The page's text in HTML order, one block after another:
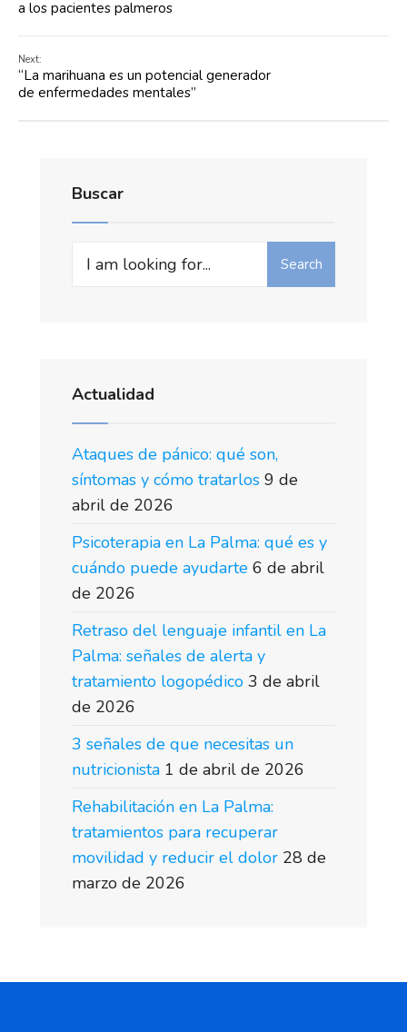
a los pacientes palmeros
Next:
“La marihuana es un potencial generador
de enfermedades mentales”
Buscar
Search
Actualidad
Ataques de pánico: qué son,
síntomas y cómo tratarlos 9 de
abril de 2026
Psicoterapia en La Palma: qué es y
cuándo puede ayudarte 6 de abril
de 2026
Retraso del lenguaje infantil en La
Palma: señales de alerta y
tratamiento logopédico 3 de abril
de 2026
3 señales de que necesitas un
nutricionista 1 de abril de 2026
Rehabilitación en La Palma:
tratamientos para recuperar
movilidad y reducir el dolor 28 de
marzo de 2026